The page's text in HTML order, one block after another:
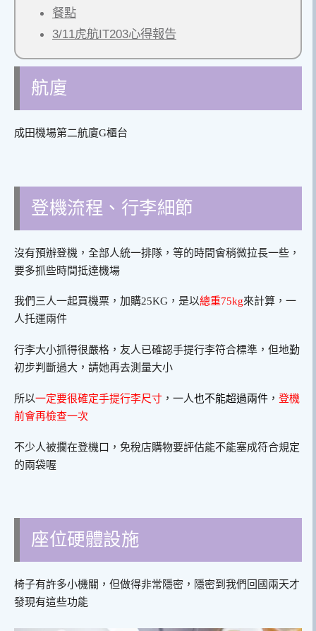
餐點
3/11虎航IT203心得報告
航廈
成田機場第二航廈G櫃台
登機流程、行李細節
沒有預辦登機，全部人統一排隊，等的時間會稍微拉長一些，
要多抓些時間抵達機場
我們三人一起買機票，加購25KG，是以總重75kg來計算，一
人托運兩件
行李大小抓得很嚴格，友人已確認手提行李符合標準，但地勤
初步判斷過大，請她再去測量大小
所以一定要很確定手提行李尺寸 ，一人也不能超過兩件 ， 登機
前會再檢查一次
不少人被攔在登機口，免稅店購物要評估能不能塞成符合規定
的兩袋喔
座位硬體設施
椅子有許多小機關，但做得非常隱密，隱密到我們回國兩天才
發現有這些功能